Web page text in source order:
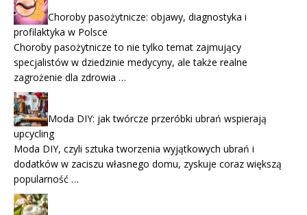
Choroby pasożytnicze: objawy, diagnostyka i
profilaktyka w Polsce
Choroby pasożytnicze to nie tylko temat zajmujący
specjalistów w dziedzinie medycyny, ale także realne
zagrożenie dla zdrowia …
Moda DIY: jak twórcze przeróbki ubrań wspierają
upcycling
Moda DIY, czyli sztuka tworzenia wyjątkowych ubrań i
dodatków w zaciszu własnego domu, zyskuje coraz większą
popularność …